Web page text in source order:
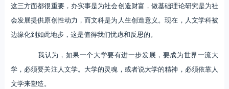
这三方面都很重要，办实事是为社会创造财富，做基础理论研究是为社
会发展提供原创性动力，而文科是为人生创造意义。现在，人文学科被
边缘化到如此地步，这是值得我们忧虑和反思的。
我认为，如果一个大学要有进一步发展，要成为世界一流大
学，必须要关注人文学。大学的灵魂，或者说大学的精神，必须依靠人
文学来塑造。